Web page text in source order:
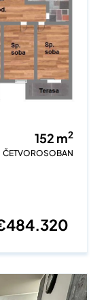
152 m2
ČETVOROSOBAN
484.320